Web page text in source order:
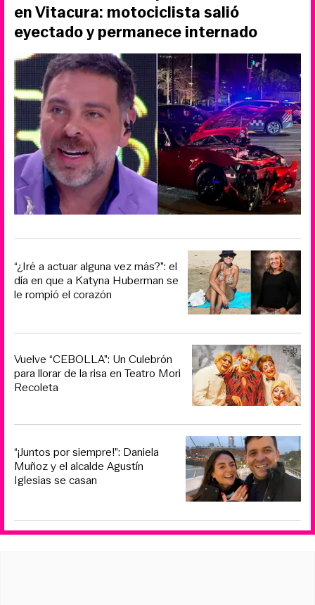
en Vitacura: motociclista salió
eyectado y permanece internado
“¿Iré a actuar alguna vez más?”: el
día en que a Katyna Huberman se
le rompió el corazón
Vuelve “CEBOLLA”: Un Culebrón
para llorar de la risa en Teatro Mori
Recoleta
“¡Juntos por siempre!”: Daniela
Muñoz y el alcalde Agustín
Iglesias se casan